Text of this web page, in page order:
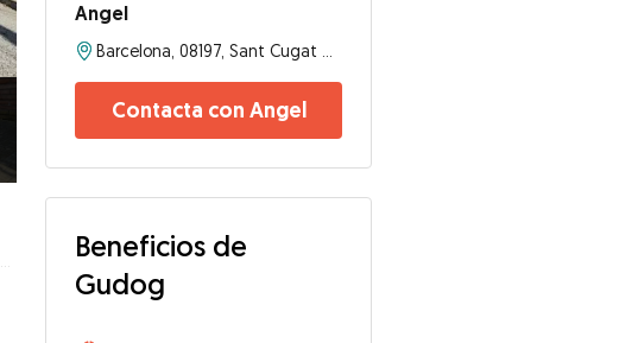
Angel
Contacta con Angel
Beneficios de
Gudog